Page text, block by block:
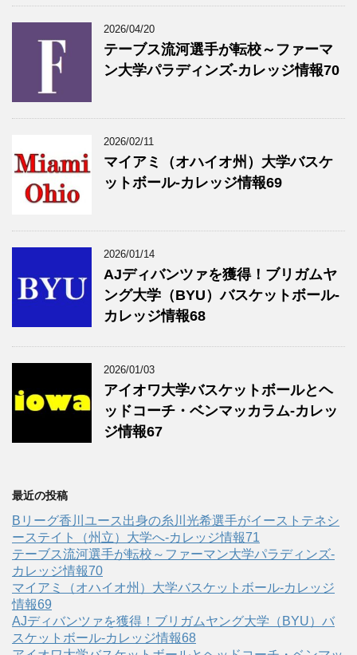
2026/04/20
テーブス流河選手が転校～ファーマ
ン大学パラディンズ-カレッジ情報70
2026/02/11
マイアミ（オハイオ州）大学バスケ
ットボール-カレッジ情報69
2026/01/14
AJディバンツァを獲得！ブリガムヤ
ング大学（BYU）バスケットボール-
カレッジ情報68
2026/01/03
アイオワ大学バスケットボールとヘ
ッドコーチ・ベンマッカラム-カレッ
ジ情報67
最近の投稿
Bリーグ香川ユース出身の糸川光希選手がイーストテネシ
ーステイト（州立）大学へ‐カレッジ情報71
テーブス流河選手が転校～ファーマン大学パラディンズ-
カレッジ情報70
マイアミ（オハイオ州）大学バスケットボール-カレッジ
情報69
AJディバンツァを獲得！ブリガムヤング大学（BYU）バ
スケットボール-カレッジ情報68